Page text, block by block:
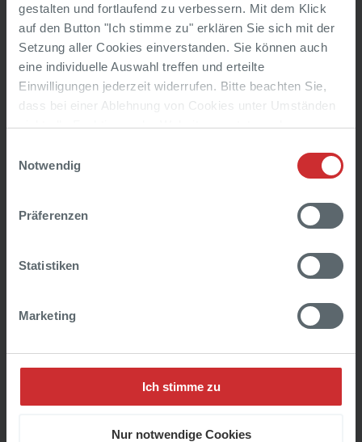
gestalten und fortlaufend zu verbessern. Mit dem Klick
auf den Button "Ich stimme zu" erklären Sie sich mit der
Setzung aller Cookies einverstanden. Sie können auch
eine individuelle Auswahl treffen und erteilte
Einwilligungen jederzeit widerrufen. Bitte beachten Sie,
dass bei einer Ablehnung von Cookies unter Umständen
nicht alle Funktionen der Website genutzt werden
Details“ und in unserer
Notwendig
Präferenzen
Statistiken
Marketing
Ich stimme zu
Nur notwendige Cookies
In Bau
Aktuelle Angebote
Büros & Geschäftslokale